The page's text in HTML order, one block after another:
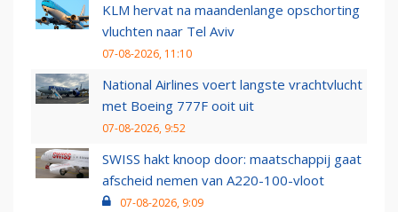
KLM hervat na maandenlange opschorting
vluchten naar Tel Aviv
07-08-2026, 11:10
National Airlines voert langste vrachtvlucht
met Boeing 777F ooit uit
07-08-2026, 9:52
SWISS hakt knoop door: maatschappij gaat
afscheid nemen van A220-100-vloot
07-08-2026, 9:09